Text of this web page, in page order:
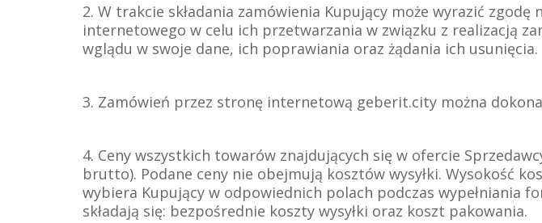
2. W trakcie składania zamówienia Kupujący może wyrazić
internetowego w celu ich przetwarzania w związku z realizacją
wglądu w swoje dane, ich poprawiania oraz żądania ich usunięcia.
3. Zamówień przez stronę internetową geberit.city można
4. Ceny wszystkich towarów znajdujących się w ofercie
brutto). Podane ceny nie obejmują kosztów wysyłki. Wysokość
wybiera Kupujący w odpowiednich polach podczas wypełniania
składają się: bezpośrednie koszty wysyłki oraz koszt pakowania.